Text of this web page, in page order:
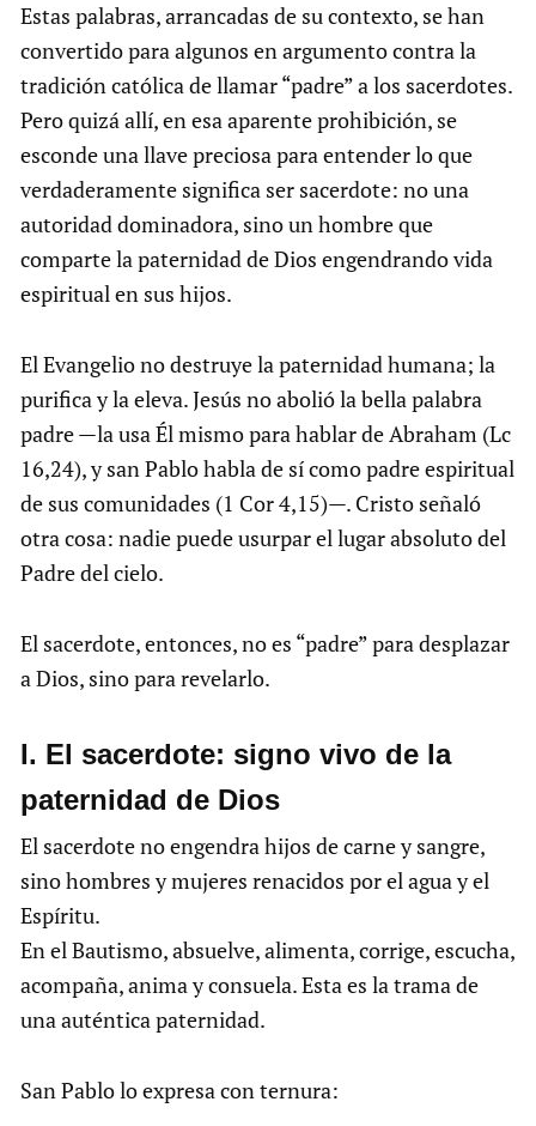
Estas palabras, arrancadas de su contexto, se han
convertido para algunos en argumento contra la
tradición católica de llamar “padre” a los sacerdotes.
Pero quizá allí, en esa aparente prohibición, se
esconde una llave preciosa para entender lo que
verdaderamente significa ser sacerdote: no una
autoridad dominadora, sino un hombre que
comparte la paternidad de Dios engendrando vida
espiritual en sus hijos.
El Evangelio no destruye la paternidad humana; la
purifica y la eleva. Jesús no abolió la bella palabra
padre —la usa Él mismo para hablar de Abraham (Lc
16,24), y san Pablo habla de sí como padre espiritual
de sus comunidades (1 Cor 4,15)—. Cristo señaló
otra cosa: nadie puede usurpar el lugar absoluto del
Padre del cielo.
El sacerdote, entonces, no es “padre” para desplazar
a Dios, sino para revelarlo.
I. El sacerdote: signo vivo de la
paternidad de Dios
El sacerdote no engendra hijos de carne y sangre,
sino hombres y mujeres renacidos por el agua y el
Espíritu.
En el Bautismo, absuelve, alimenta, corrige, escucha,
acompaña, anima y consuela. Esta es la trama de
una auténtica paternidad.
San Pablo lo expresa con ternura: